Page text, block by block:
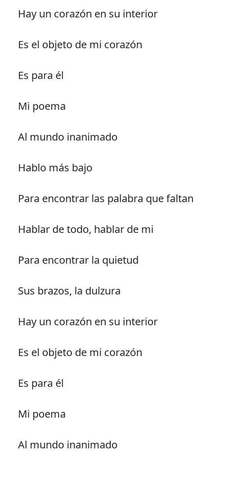
Hay un corazón en su interior
Es el objeto de mi corazón
Es para él
Mi poema
Al mundo inanimado
Hablo más bajo
Para encontrar las palabra que faltan
Hablar de todo, hablar de mi
Para encontrar la quietud
Sus brazos, la dulzura
Hay un corazón en su interior
Es el objeto de mi corazón
Es para él
Mi poema
Al mundo inanimado